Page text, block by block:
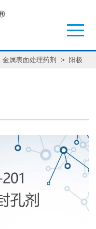
金属表面处理药剂 > 阳极